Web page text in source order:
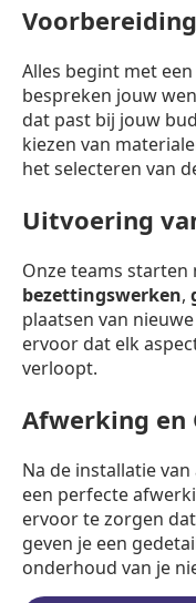
Alles begint met
bespreken jouw
dat past bij jouw
kiezen van
het selecteren van
Uitvoering
Onze teams starten
bezettingswerken,
plaatsen van nieuwe
ervoor dat elk
verloopt.
Afwerking en
Na de installatie
een perfecte
ervoor te zorgen
geven je een
onderhoud van je